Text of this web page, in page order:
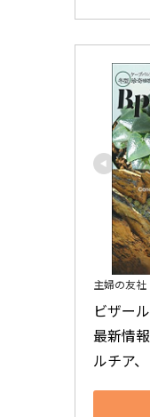
主婦の友社
ビザー
最新情
ルチア